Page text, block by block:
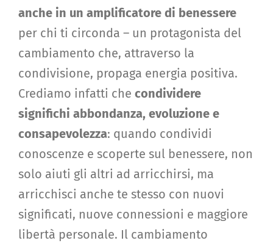
anche in un amplificatore di benessere
per chi ti circonda – un protagonista del
cambiamento che, attraverso la
condivisione, propaga energia positiva.
Crediamo infatti che condividere
significhi abbondanza, evoluzione e
consapevolezza: quando condividi
conoscenze e scoperte sul benessere, non
solo aiuti gli altri ad arricchirsi, ma
arricchisci anche te stesso con nuovi
significati, nuove connessioni e maggiore
libertà personale. Il cambiamento